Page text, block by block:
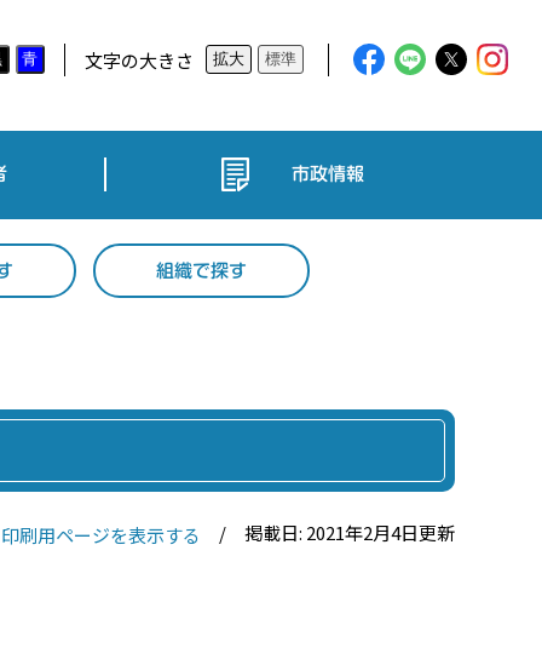
青 文字の大きさ 拡大 標準
市政情報
組織で探す
印刷用ページを表示する 掲載日: 2021年2月4日更新